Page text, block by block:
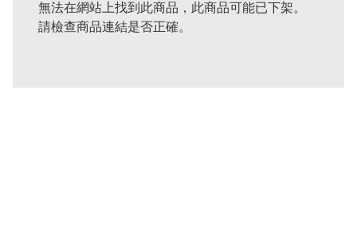
無法在網站上找到此商品，此商品可能已下架。
請檢查商品連結是否正確。